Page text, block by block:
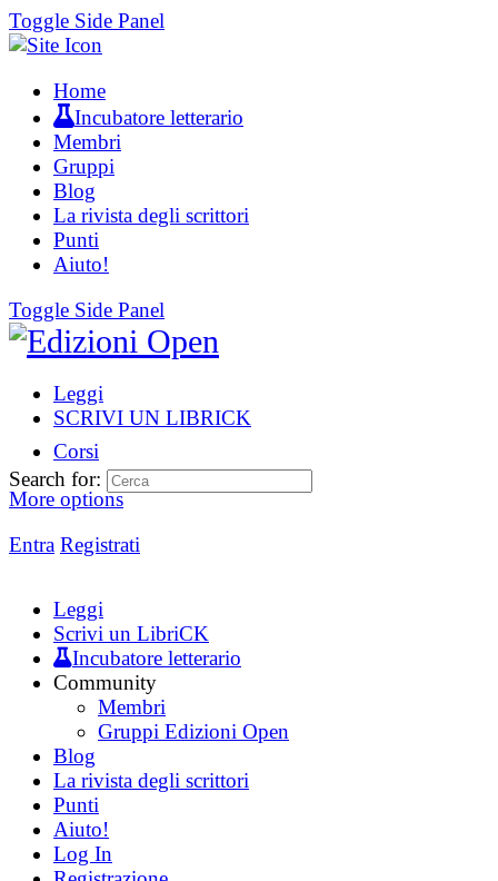
Toggle Side Panel
Home
Incubatore letterario
Membri
Gruppi
Blog
La rivista degli scrittori
Punti
Aiuto!
Toggle Side Panel
Leggi
SCRIVI UN LIBRICK
Corsi
More options
Entra Registrati
Search for:
Leggi
Scrivi un LibriCK
Incubatore letterario
Community
Membri
Gruppi Edizioni Open
Blog
La rivista degli scrittori
Punti
Aiuto!
Log In